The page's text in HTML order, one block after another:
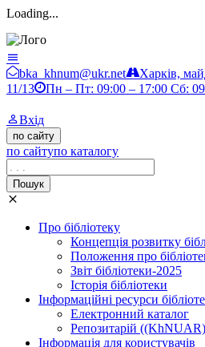
Loading...
bka_khnum@ukr.net
Харків,
11/13
Пн – Пт: 09:00 – 17:00 Сб:
Вхід
по сайту
по сайтупо каталогу
Пошук
Про бібліотеку
Концепція розвитку
Положення про
Звіт бібліотеки-2025
Історія бібліотеки
Інформаційні ресурси
Електронний каталог
Репозитарій ((KhNUAR)
Інформація для користувачів